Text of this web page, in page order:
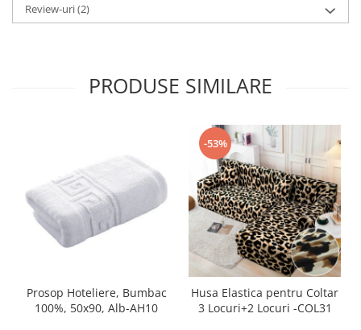
Review-uri(2)
PRODUSE SIMILARE
Prosop Hoteliere, Bumbac
100%, 50x90, Alb-AH10
-53%
Husa Elastica pentru Coltar
3 Locuri+2 Locuri -COL31